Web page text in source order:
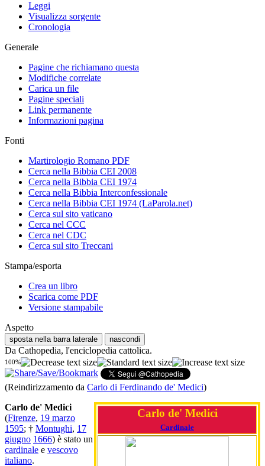
Leggi
Visualizza sorgente
Cronologia
Generale
Pagine che richiamano questa
Modifiche correlate
Carica un file
Pagine speciali
Link permanente
Informazioni pagina
Fonti
Martirologio Romano PDF
Cerca nella Bibbia CEI 2008
Cerca nella Bibbia CEI 1974
Cerca nella Bibbia Interconfessionale
Cerca nella Bibbia CEI 1974 (LaParola.net)
Cerca sul sito vaticano
Cerca nel CCC
Cerca nel CDC
Cerca sul sito Treccani
Stampa/esporta
Crea un libro
Scarica come PDF
Versione stampabile
Aspetto
sposta nella barra laterale nascondi
Da Cathopedia, l'enciclopedia cattolica.
100%
(Reindirizzamento da Carlo di Ferdinando de' Medici)
Carlo de' Medici
Cardinale
Carlo de' Medici
(Firenze, 19 marzo
1595; † Montughi, 17
giugno 1666) è stato un
cardinale e vescovo
italiano.